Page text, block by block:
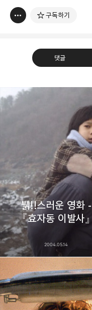
구독하기
댓글
thebravepost.com
bravesjb@gmail.com,
카
카카오스토리
뷁!!스러운 영화 -
『효자동 이발사』
2004.05.14